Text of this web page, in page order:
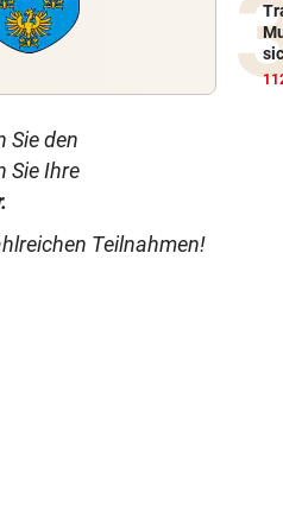
Sie den
Sie Ihre
Teilnahmen!